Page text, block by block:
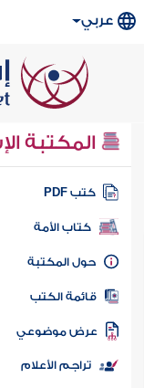
عربي
المكتبة
كتب PDF
كتاب الأمة
المكتبة
الكتب
موضوعي